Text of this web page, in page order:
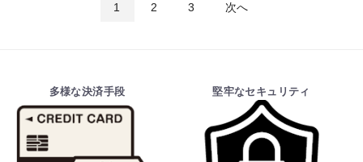
1 2 3 次へ
多様な決済手段 堅牢なセキュリティ